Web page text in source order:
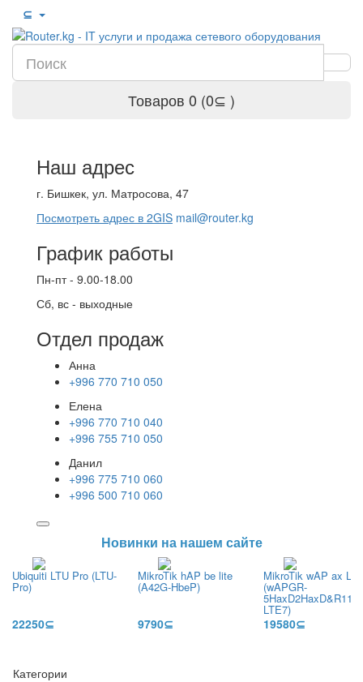
⊆
Товаров 0 (0⊆ )
Наш адрес
г. Бишкек, ул. Матросова, 47
Посмотреть адрес в 2GIS mail@router.kg
График работы
Пн-пт - 9.00-18.00
Сб, вс - выходные
Отдел продаж
Анна
+996 770 710 050
Елена
+996 770 710 040
+996 755 710 050
Данил
+996 775 710 060
+996 500 710 060
Новинки на нашем сайте
Ubiquiti LTU Pro (LTU-
Pro)
22250⊆
MikroTik hAP be lite
(A42G-HbeP)
9790⊆
MikroTik wAP ax
(wAPGR-
5HaxD2HaxD&R11e-
LTE7)
19580⊆
Категории